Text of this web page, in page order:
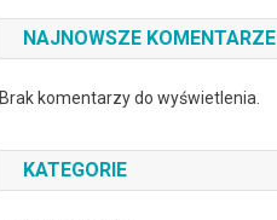
NAJNOWSZE KOMENTARZE
Brak komentarzy do wyświetlenia.
KATEGORIE